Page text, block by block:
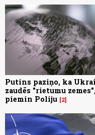
Putins paziņo, ka
zaudēs "rietumu
piemin Poliju 2